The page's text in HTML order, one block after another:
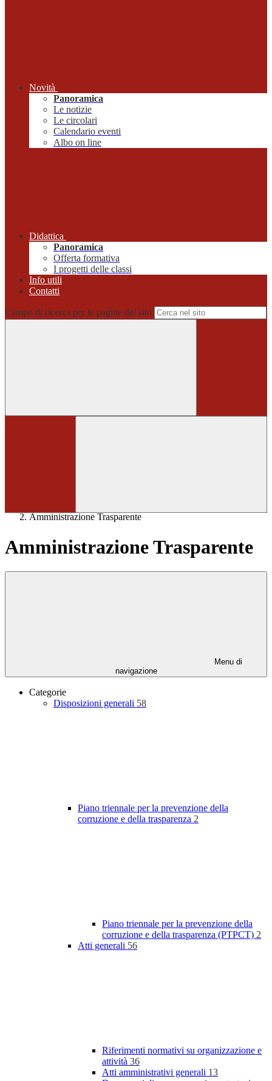
Novità
Panoramica
Le notizie
Le circolari
Calendario eventi
Albo on line
Didattica
Panoramica
Offerta formativa
I progetti delle classi
Info utili
Contatti
Campo di ricerca per le pagine del sito
Amministrazione Trasparente
Amministrazione Trasparente
Menu di
navigazione
Categorie
Disposizioni generali 58
Piano triennale per la prevenzione della
corruzione e della trasparenza 2
Piano triennale per la prevenzione della
corruzione e della trasparenza (PTPCT) 2
Atti generali 56
Riferimenti normativi su organizzazione e
attività 36
Atti amministrativi generali 13